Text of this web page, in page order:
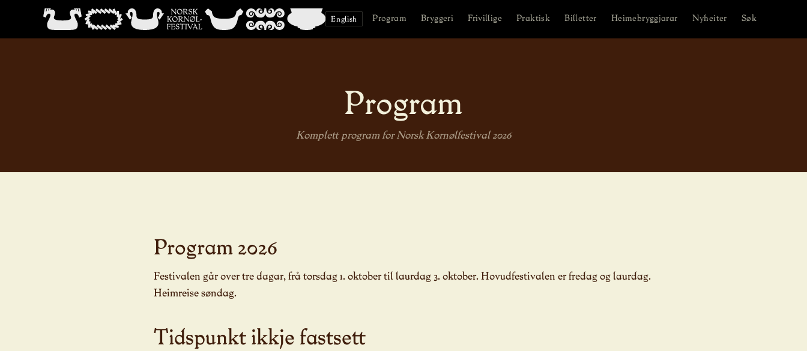
English Program Bryggeri Frivillige Praktisk Billetter Heimebryggjarar Nyheiter Søk
Program
Komplett program for Norsk Kornølfestival 2026
Program 2026
Festivalen går over tre dagar, frå torsdag 1. oktober til laurdag 3. oktober. Hovudfestivalen er fredag og laurdag.
Heimreise søndag.
Tidspunkt ikkje fastsett